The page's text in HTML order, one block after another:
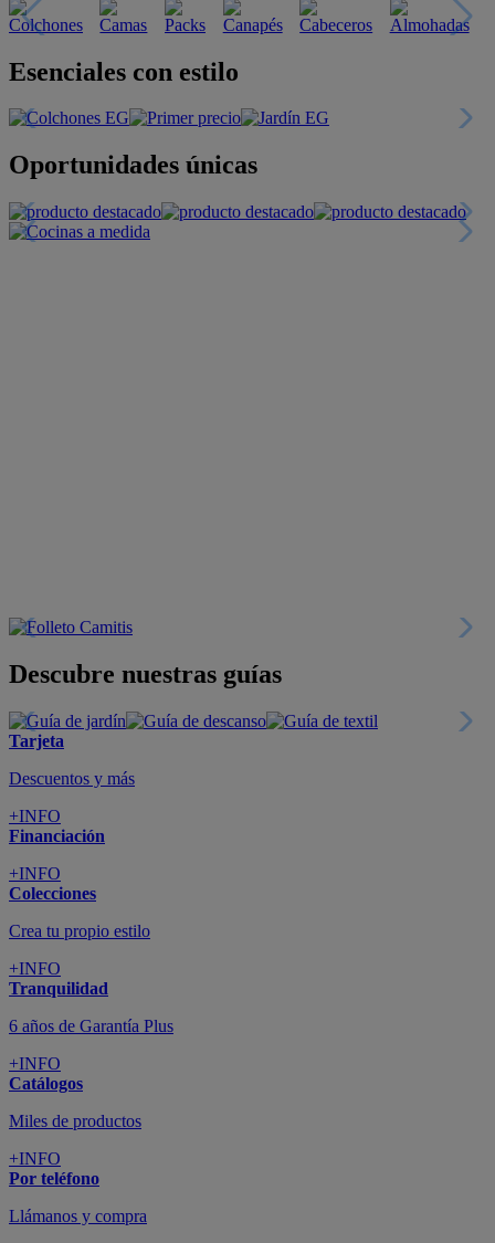
Esenciales con estilo
Oportunidades únicas
Descubre nuestras guías
Tarjeta
Descuentos y más
+INFO
Financiación
+INFO
Colecciones
Crea tu propio estilo
+INFO
Tranquilidad
6 años de Garantía Plus
+INFO
Catálogos
Miles de productos
+INFO
Por teléfono
Llámanos y compra